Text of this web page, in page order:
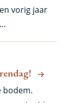
vorig jaar
om
in de
meedoen!
bodem.